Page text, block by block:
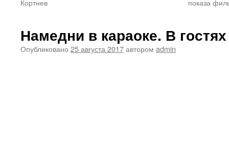
Кортнев
показа
Намедни в караоке. В
Опубликовано 25 августа 2017автором admin